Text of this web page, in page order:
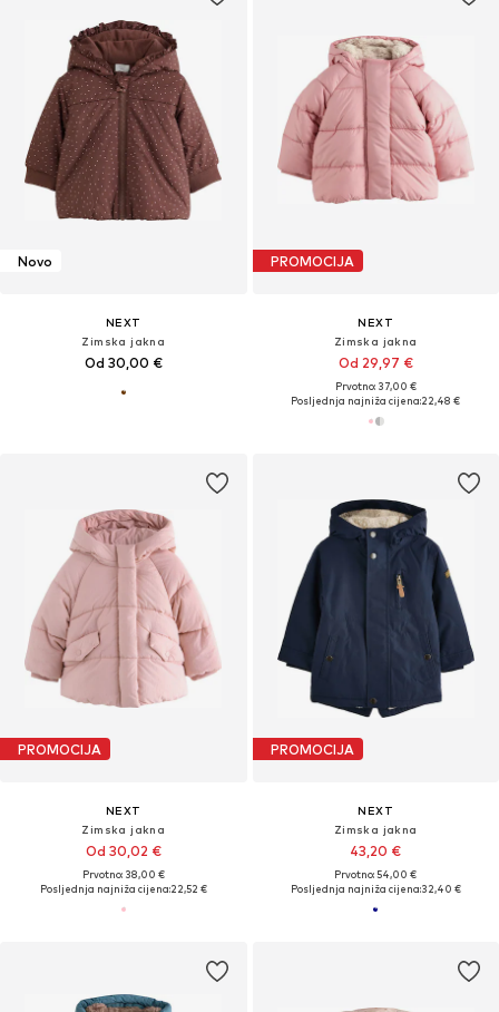
Novo
NEXT
Zimska jakna
Od 30,00 €
PROMOCIJA
NEXT
Zimska jakna
Od 29,97 €
Prvotno: 37,00 €
Posljednja najniža cijena:22,48 €
PROMOCIJA
NEXT
Zimska jakna
Od 30,02 €
Prvotno: 38,00 €
Posljednja najniža cijena:22,52 €
PROMOCIJA
NEXT
Zimska jakna
43,20 €
Prvotno: 54,00 €
Posljednja najniža cijena:32,40 €